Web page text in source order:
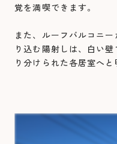
覚を満喫できます。
また、ルーフバルコニ
り込む陽射しは、白い
り分けられた各居室へと